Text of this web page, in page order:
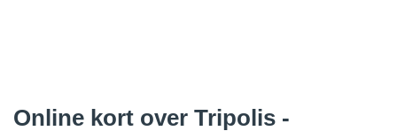
Online kort over Tripolis -